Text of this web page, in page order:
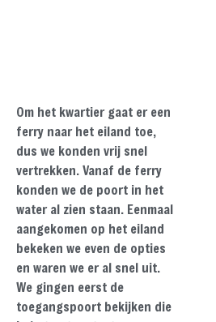
Om het kwartier gaat er een
ferry naar het eiland toe,
dus we konden vrij snel
vertrekken. Vanaf de ferry
konden we de poort in het
water al zien staan. Eenmaal
aangekomen op het eiland
bekeken we even de opties
en waren we er al snel uit.
We gingen eerst de
toegangspoort bekijken die